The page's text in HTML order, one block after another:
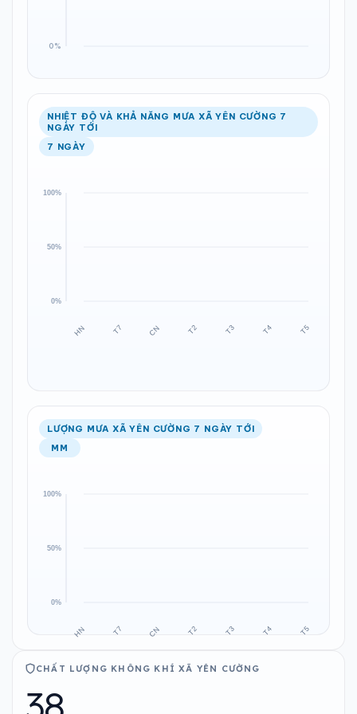
NHIỆT ĐỘ VÀ KHẢ NĂNG MƯA XÃ YÊN CƯỜNG 7
NGÀY TỚI
7 NGÀY
LƯỢNG MƯA XÃ YÊN CƯỜNG 7 NGÀY TỚI
MM
CHẤT LƯỢNG KHÔNG KHÍ XÃ YÊN CƯỜNG